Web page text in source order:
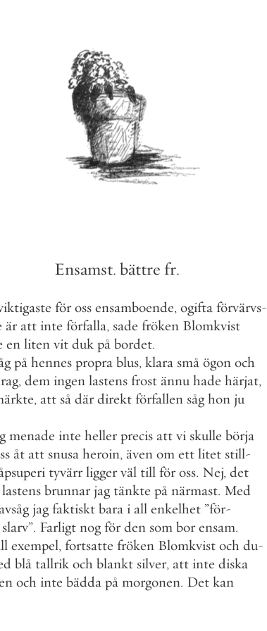
Ensamst. bättre fr.
för oss ensamboende, ogifta förvärvs-
är att inte förfalla, sade fröken Blomkvist
en liten vit duk på bordet.
på hennes propra blus, klara små ögon och
, dem ingen lastens frost ännu hade härjat,
, att så där direkt förfallen såg hon ju
menade inte heller precis att vi skulle börja
åt att snusa heroin, även om ett litet still-
tyvärr ligger väl till för oss. Nej, det
lastens brunnar jag tänkte på närmast. Med
jag faktiskt bara i all enkelhet ”för-
slarv”. Farligt nog för den som bor ensam.
exempel, fortsatte fröken Blomkvist och du-
blå tallrik och blankt silver, att inte diska
och inte bädda på morgonen. Det kan